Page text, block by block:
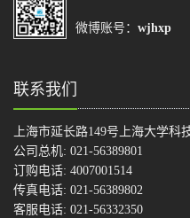
微博账号： wjhxp
联系我们
上海市延长路149号上海大学科
公司总机: 021-56389801
订购电话: 4007001514
传真电话: 021-56389802
客服电话: 021-56332350